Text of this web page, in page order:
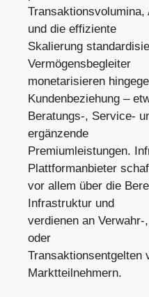
Transaktionsvolumina,
und die effiziente
Skalierung
Vermögensbegleiter
monetarisieren
Kundenbeziehung –
Beratungs-, Service-
ergänzende
Premiumleistungen.
Plattformanbieter
vor allem über die
Infrastruktur und
verdienen an
oder
Transaktionsentgelten
Marktteilnehmern.